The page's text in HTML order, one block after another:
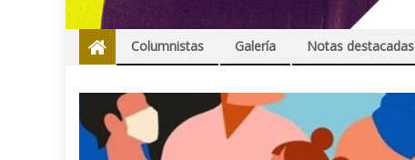
Columnistas Galería Notas destacadas